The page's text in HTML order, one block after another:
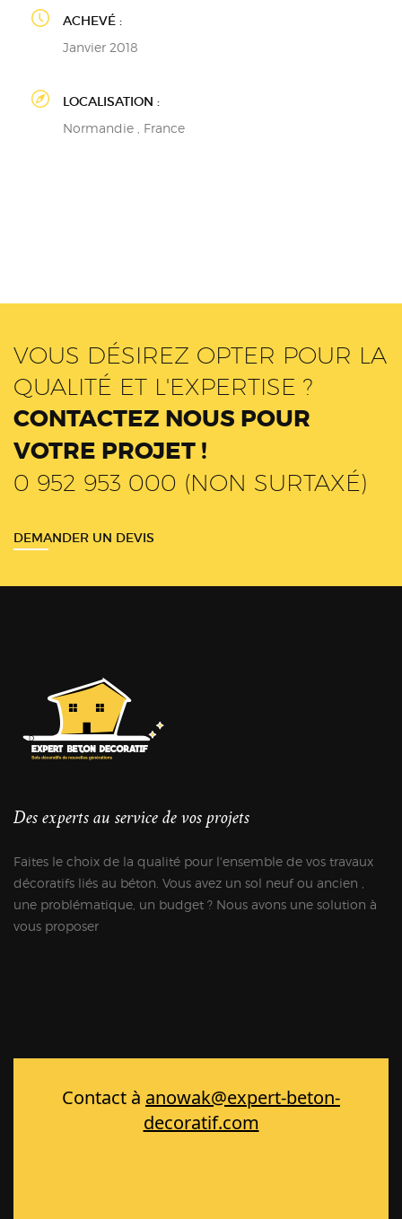
ACHEVÉ :
Janvier 2018
LOCALISATION :
Normandie , France
VOUS DÉSIREZ OPTER POUR LA
QUALITÉ ET L'EXPERTISE ?
CONTACTEZ NOUS POUR
VOTRE PROJET !
0 952 953 000 (NON SURTAXÉ)
DEMANDER UN DEVIS
Des experts au service de vos projets
Faites le choix de la qualité pour l'ensemble de vos travaux
décoratifs liés au béton. Vous avez un sol neuf ou ancien ,
une problématique, un budget ? Nous avons une solution à
vous proposer